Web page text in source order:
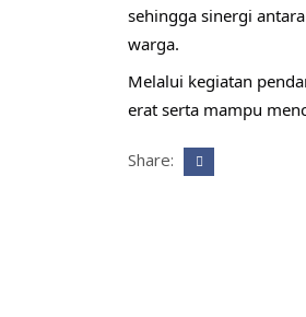
sehingga sinergi
warga.
Melalui kegiatan
erat serta mampu
Share: